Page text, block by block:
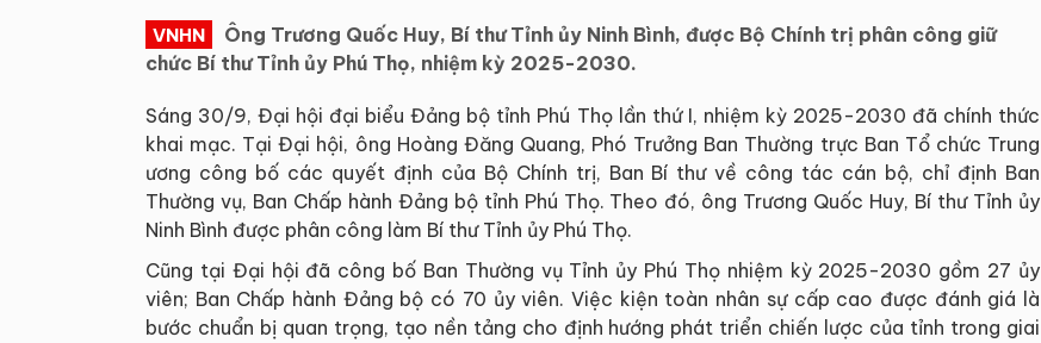
VNHN
Ông Trương Quốc Huy, Bí thư Tỉnh ủy Ninh Bình, được Bộ Chính trị phân công giữ
chức Bí thư Tỉnh ủy Phú Thọ, nhiệm kỳ 2025-2030.
Sáng 30/9, Đại hội đại biểu Đảng bộ tỉnh Phú Thọ lần thứ I, nhiệm kỳ 2025-2030 đã chính thức
khai mạc. Tại Đại hội, ông Hoàng Đăng Quang, Phó Trưởng Ban Thường trực Ban Tổ chức Trung
ương công bố các quyết định của Bộ Chính trị, Ban Bí thư về công tác cán bộ, chỉ định Ban
Thường vụ, Ban Chấp hành Đảng bộ tỉnh Phú Thọ. Theo đó, ông Trương Quốc Huy, Bí thư Tỉnh ủy
Ninh Bình được phân công làm Bí thư Tỉnh ủy Phú Thọ.
Cũng tại Đại hội đã công bố Ban Thường vụ Tỉnh ủy Phú Thọ nhiệm kỳ 2025-2030 gồm 27 ủy
viên; Ban Chấp hành Đảng bộ có 70 ủy viên. Việc kiện toàn nhân sự cấp cao được đánh giá là
bước chuẩn bị quan trọng, tạo nền tảng cho định hướng phát triển chiến lược của tỉnh trong giai